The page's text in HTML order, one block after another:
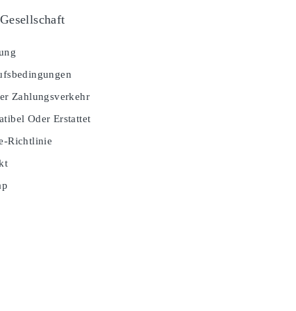
Zahlungsverkehr
Oder Erstattet
Richtlinie